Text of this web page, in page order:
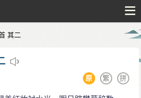
其二
拼
繁
原